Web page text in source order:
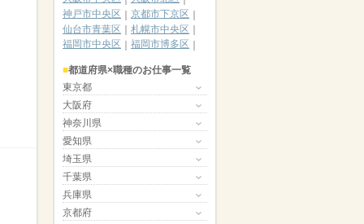
神戸市中央区
京都市下京区
仙台市青葉区
札幌市中央区
福岡市中央区
福岡市博多区
都道府県×職種のお仕事一覧
東京都
大阪府
神奈川県
愛知県
埼玉県
千葉県
兵庫県
京都府